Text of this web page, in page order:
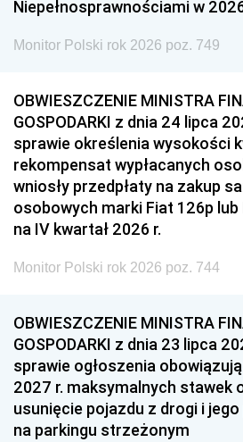
Niepełnosprawnościami w
Monitor Polski rok 2026 poz. 749
OBWIESZCZENIE MINISTRA
GOSPODARKI z dnia 24 lipca
sprawie określenia wysokości
rekompensat wypłacanych
wniosły przedpłaty na zakup
osobowych marki Fiat 126p lub
na IV kwartał 2026 r.
Monitor Polski rok 2026 poz. 744
OBWIESZCZENIE MINISTRA
GOSPODARKI z dnia 23 lipca
sprawie ogłoszenia
2027 r. maksymalnych stawek
usunięcie pojazdu z drogi i
na parkingu strzeżonym